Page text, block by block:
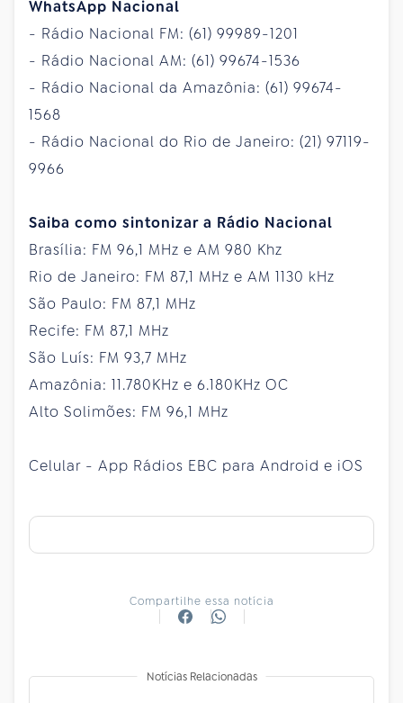
WhatsApp Nacional
- Rádio Nacional FM: (61) 99989-1201
- Rádio Nacional AM: (61) 99674-1536
- Rádio Nacional da Amazônia: (61) 99674-
1568
- Rádio Nacional do Rio de Janeiro: (21) 97119-
9966
Saiba como sintonizar a Rádio Nacional
Brasília: FM 96,1 MHz e AM 980 Khz
Rio de Janeiro: FM 87,1 MHz e AM 1130 kHz
São Paulo: FM 87,1 MHz
Recife: FM 87,1 MHz
São Luís: FM 93,7 MHz
Amazônia: 11.780KHz e 6.180KHz OC
Alto Solimões: FM 96,1 MHz
Celular - App Rádios EBC para Android e iOS
Compartilhe essa notícia
Notícias Relacionadas